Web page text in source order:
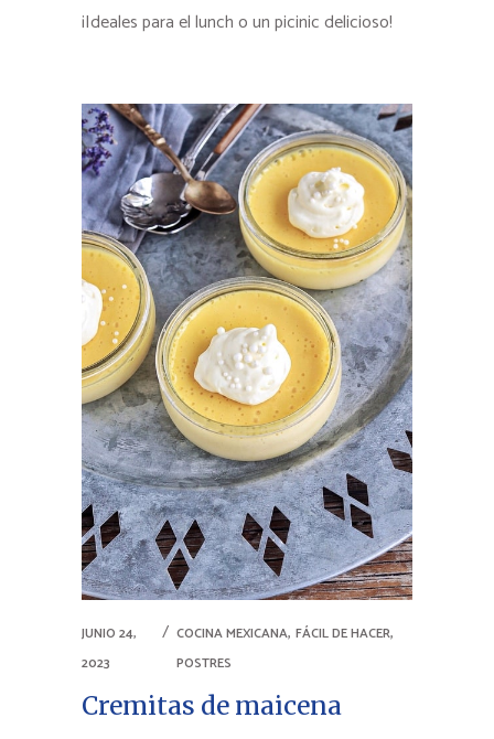
¡Ideales para el lunch o un picinic delicioso!
JUNIO 24,
2023
COCINA MEXICANA, FÁCIL DE HACER,
POSTRES
Cremitas de maicena